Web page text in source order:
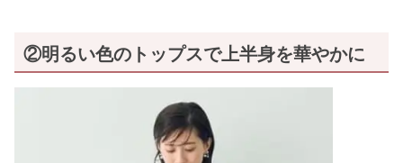
②明るい色のトップスで上半身を華やかに